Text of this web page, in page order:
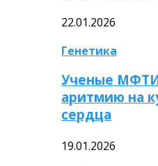
22.01.2026
Генетика
Ученые
аритмию на
сердца
19.01.2026